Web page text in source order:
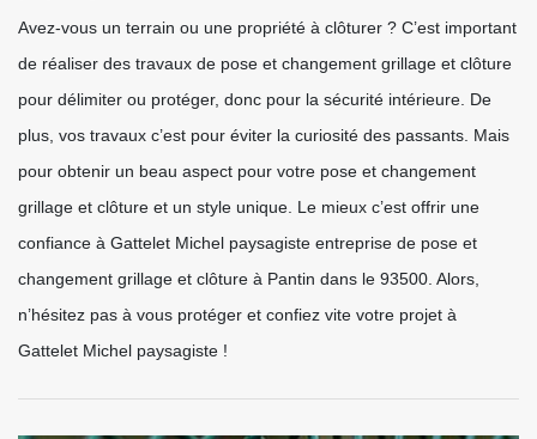
Avez-vous un terrain ou une propriété à clôturer ? C’est important
de réaliser des travaux de pose et changement grillage et clôture
pour délimiter ou protéger, donc pour la sécurité intérieure. De
plus, vos travaux c’est pour éviter la curiosité des passants. Mais
pour obtenir un beau aspect pour votre pose et changement
grillage et clôture et un style unique. Le mieux c’est offrir une
confiance à Gattelet Michel paysagiste entreprise de pose et
changement grillage et clôture à Pantin dans le 93500. Alors,
n’hésitez pas à vous protéger et confiez vite votre projet à
Gattelet Michel paysagiste !